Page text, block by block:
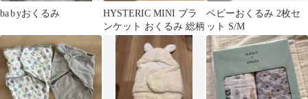
ba b yおくるみ
HYSTERIC MINI ブラ
ンケット おくるみ 総柄
ベビーおくるみ 2枚セ
ット S/M